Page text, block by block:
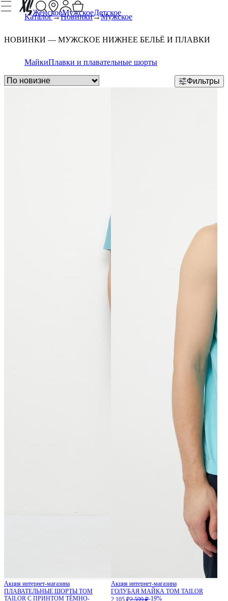
ЖенскоеМужскоеДетское
Каталог Новинки Мужское
НОВИНКИ — МУЖСКОЕ НИЖНЕЕ БЕЛЬЁ И ПЛАВКИ
МайкиПлавки и плавательные шорты
Фильтры
Акция интернет-магазина
ПЛАВАТЕЛЬНЫЕ ШОРТЫ TOM
TAILOR С ПРИНТОМ ТЁМНО-
Акция интернет-магазина
ГОЛУБАЯ МАЙКА TOM TAILOR
-19%